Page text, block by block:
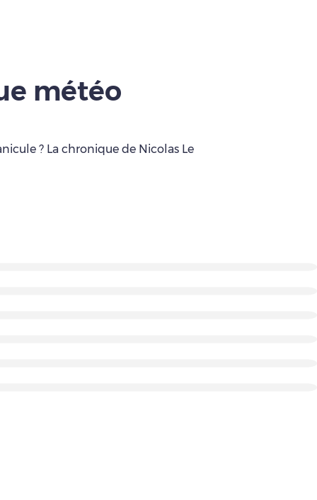
météo
? La chronique de Nicolas Le